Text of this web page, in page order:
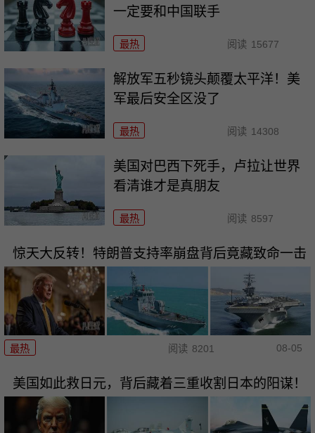
一定要和中国联手
最热 阅读 15677
解放军五秒镜头颠覆太平洋！美
军最后安全区没了
最热 阅读 14308
美国对巴西下死手，卢拉让世界
看清谁才是真朋友
最热 阅读 8597
惊天大反转！特朗普支持率崩盘背后竟藏致命一击
最热 阅读 8201 08-05
美国如此救日元，背后藏着三重收割日本的阳谋！